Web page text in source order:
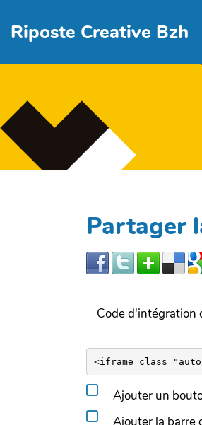
Riposte Creative Bzh
Partager
Code d'intégration
Ajouter un
Ajouter la barre